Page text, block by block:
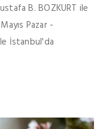
B. BOZKURT ile
Pazar -
İstanbul'da